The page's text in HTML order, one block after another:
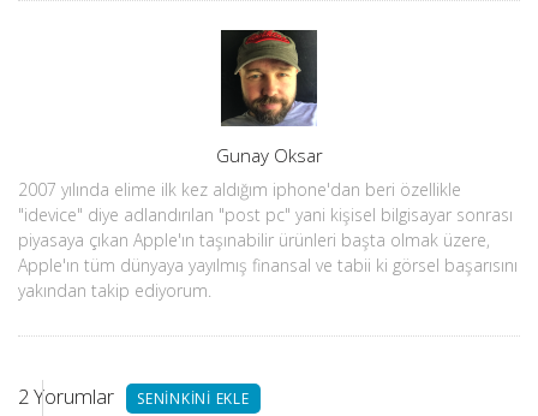
Gunay Oksar
2007 yılında elime ilk kez aldığım iphone'dan beri özellikle
"idevice" diye adlandırılan "post pc" yani kişisel bilgisayar sonrası
piyasaya çıkan Apple'ın taşınabilir ürünleri başta olmak üzere,
Apple'ın tüm dünyaya yayılmış finansal ve tabii ki görsel başarısını
yakından takip ediyorum.
2Yorumlar SENINKINI EKLE